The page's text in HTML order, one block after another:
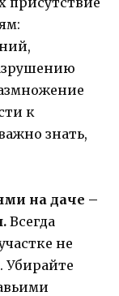
к
знать,
на даче –
Всегда
не
Убирайте